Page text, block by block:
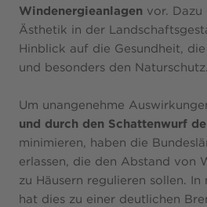
Windenergieanlagen vor.
Ästhetik in der
Hinblick auf die Gesundheit,
und besonders den Naturschutz.
Um unangenehme
und durch den Schattenwurf
minimieren, haben die
erlassen, die den Abstand von
zu Häusern regulieren sollen. In
hat dies zu einer deutlichen